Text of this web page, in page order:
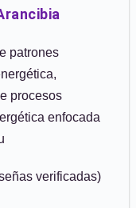
patrones
procesos
enfocada
verificadas)